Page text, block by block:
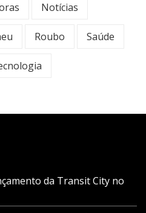
Notícias
Roubo Saúde
da Transit City no